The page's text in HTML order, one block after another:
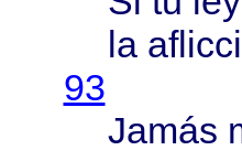
la
93
Jamás